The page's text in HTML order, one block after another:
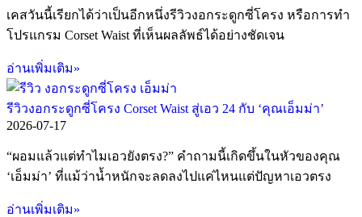
เคสวันนี้เรียกได้ว่าเป็นอีกหนึ่งรีวิวงอกระดูกซี่โครง หรือการทำ
โปรแกรม Corset Waist ที่เห็นผลลัพธ์ได้อย่างชัดเจน
อ่านเพิ่มเติม»
รีวิวงอกระดูกซี่โครง Corset Waist สู่เอว 24 กับ ‘คุณเอ็มม่า’
2026-07-17
“ผอมแล้วแต่ทำไมเอวยังตรง?” คำถามนี้เกิดขึ้นในหัวของคุณ
‘เอ็มม่า’ ที่แม้ว่าน้ำหนักจะลดลงไปแค่ไหนแต่ปัญหาเอวตรง
อ่านเพิ่มเติม»